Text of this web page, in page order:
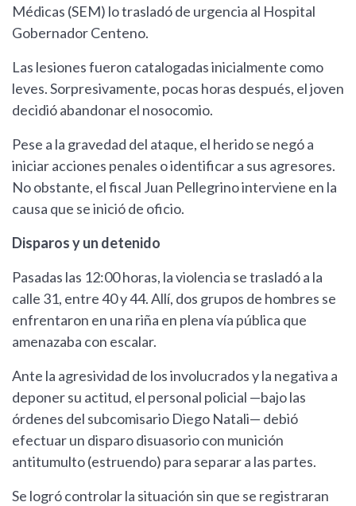
Médicas (SEM) lo trasladó de urgencia al Hospital
Gobernador Centeno.
Las lesiones fueron catalogadas inicialmente como
leves. Sorpresivamente, pocas horas después, el joven
decidió abandonar el nosocomio.
Pese a la gravedad del ataque, el herido se negó a
iniciar acciones penales o identificar a sus agresores.
No obstante, el fiscal Juan Pellegrino interviene en la
causa que se inició de oficio.
Disparos y un detenido
Pasadas las 12:00 horas, la violencia se trasladó a la
calle 31, entre 40 y 44. Allí, dos grupos de hombres se
enfrentaron en una riña en plena vía pública que
amenazaba con escalar.
Ante la agresividad de los involucrados y la negativa a
deponer su actitud, el personal policial —bajo las
órdenes del subcomisario Diego Natali— debió
efectuar un disparo disuasorio con munición
antitumulto (estruendo) para separar a las partes.
Se logró controlar la situación sin que se registraran